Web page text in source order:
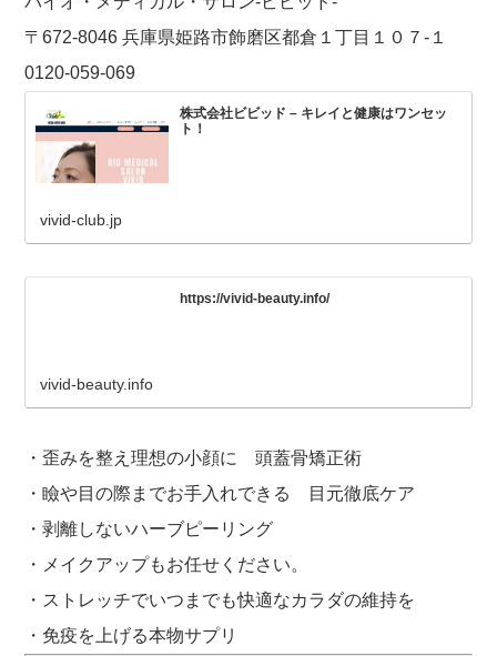
〒672-8046 兵庫県姫路市飾磨区都倉１丁目１０７-１
0120-059-069
株式会社ビビッド – キレイと健康はワンセッ
ト！
vivid-club.jp
https://vivid-beauty.info/
vivid-beauty.info
・歪みを整え理想の小顔に 頭蓋骨矯正術
・瞼や目の際までお手入れできる 目元徹底ケア
・剥離しないハーブピーリング
・メイクアップもお任せください。
・ストレッチでいつまでも快適なカラダの維持を
・免疫を上げる本物サプリ